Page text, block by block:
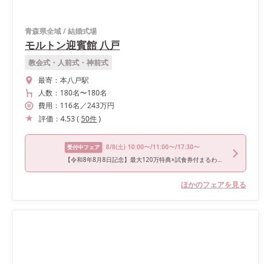
青森県全域/結婚式場
モルトン迎賓館 八戸
教会式・人前式・神前式
最寄： 本八戸駅
人数： 180名〜180名
費用： 116名 ／243万円
評価： 4.53( 50件)
受付中フェア 8/8(土) 10:00〜/11:00〜/17:30〜
【令和8年8月8日記念】最大120万特典×試食券付まるわかり相談
ほかのフェアを見る